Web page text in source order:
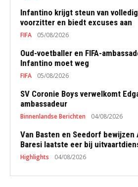
Infantino krijgt steun van
voorzitter en biedt excuses aan
FIFA 05/08/2026
Oud-voetballer en FIFA-
Infantino moet weg
FIFA 05/08/2026
SV Coronie Boys verwelkomt
ambassadeur
Binnenlandse Berichten 04/08/2026
Van Basten en Seedorf bewijzen
Baresi laatste eer bij
Highlights 04/08/2026